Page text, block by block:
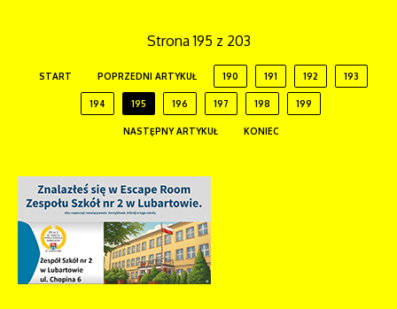
Strona 195 z 203
START POPRZEDNI ARTYKUŁ 190 191 192 193
194 195 196 197 198 199
NASTĘPNY ARTYKUŁ KONIEC